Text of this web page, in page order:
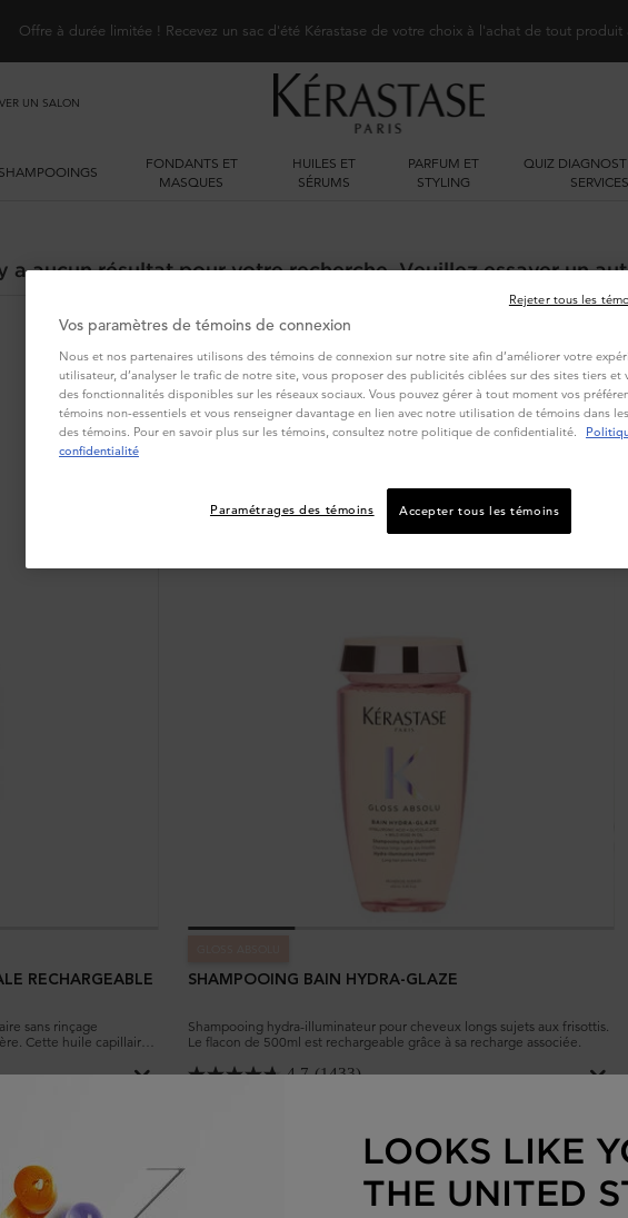
Offre à durée limitée ! Recevez un sac d'été Kérastase de votre choix à l'achat de tout produit
UN SALON
SHAMPOOINGS
FONDANTS ET
MASQUES
HUILES ET
SÉRUMS
PARFUM ET
STYLING
QUIZ
SERVICES
a aucun résultat pour votre recherche. Veuillez essayer un
VOUS POURRIEZ AUSSI AIMER
RECHARGEABLE
sans rinçage
Cette huile capillaire
de cheveux et leur
SHAMPOOING BAIN HYDRA-GLAZE
Shampooing hydra-illuminateur pour cheveux longs sujets aux frisottis.
Le flacon de 500ml est rechargeable grâce à sa recharge associée.
4.7 (1433)
AJOUTER AU PANIER
Vos paramètres de témoins de connexion
Nous et nos partenaires utilisons des témoins de connexion sur notre site afin d’améliorer votre
utilisateur, d’analyser le trafic de notre site, vous proposer des publicités ciblées sur des sites tiers et
des fonctionnalités disponibles sur les réseaux sociaux. Vous pouvez gérer à tout moment vos
témoins non-essentiels et vous renseigner davantage en lien avec notre utilisation de témoins dans
des témoins. Pour en savoir plus sur les témoins, consultez notre politique de confidentialité.
confidentialité
Accepter tous les témoins
Paramétrages des témoins
Rejeter tous les
LOOKS LIKE
THE UNITED